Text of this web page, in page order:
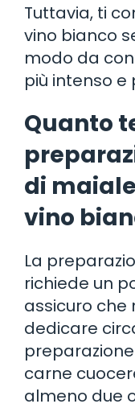
Tuttavia, ti
vino bianco
modo da
più intenso e
Quanto
di
vino
La
richiede un
assicuro che
dedicare
carne
almeno due